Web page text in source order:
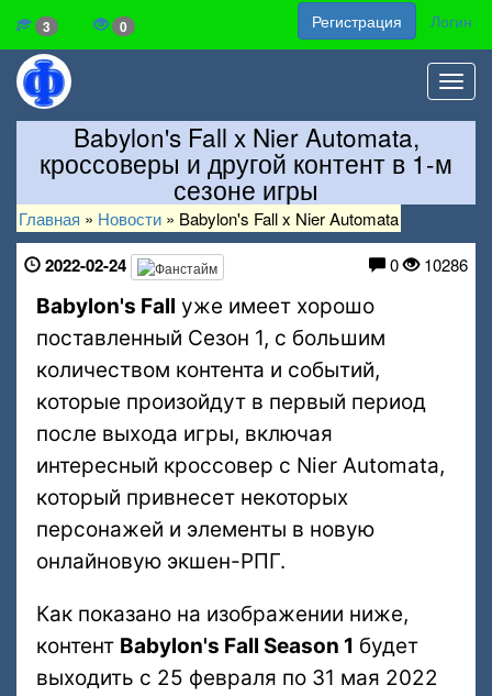
3 0 Регистрация Логин
Babylon's Fall x Nier Automata,
кроссоверы и другой контент в 1-м
сезоне игры
Главная » Новости » Babylon's Fall x Nier Automata
2022-02-24 0 10286
Babylon's Fall уже имеет хорошо
поставленный Сезон 1, с большим
количеством контента и событий,
которые произойдут в первый период
после выхода игры, включая
интересный кроссовер с Nier Automata,
который привнесет некоторых
персонажей и элементы в новую
онлайновую экшен-РПГ.
Как показано на изображении ниже,
контент Babylon's Fall Season 1 будет
выходить с 25 февраля по 31 мая 2022